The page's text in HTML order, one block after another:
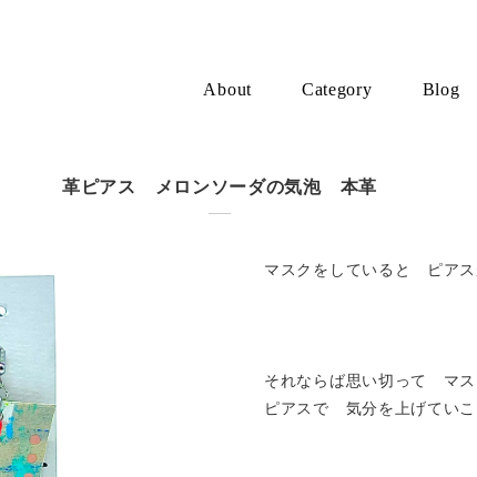
About Category Blog
革ピアス メロンソーダの気泡 本革
マスクをしていると ピア
それならば思い切って マ
ピアスで 気分を上げていこ